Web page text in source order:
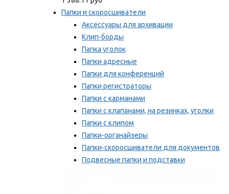
Папки и скоросшиватели
Аксессуары для архивации
Клип-борды
Папка уголок
Папки адресные
Папки для конференций
Папки регистраторы
Папки с карманами
Папки с клапанами, на резинках, уголки
Папки с клипом
Папки-органайзеры
Папки-скоросшиватели для документов
Подвесные папки и подставки